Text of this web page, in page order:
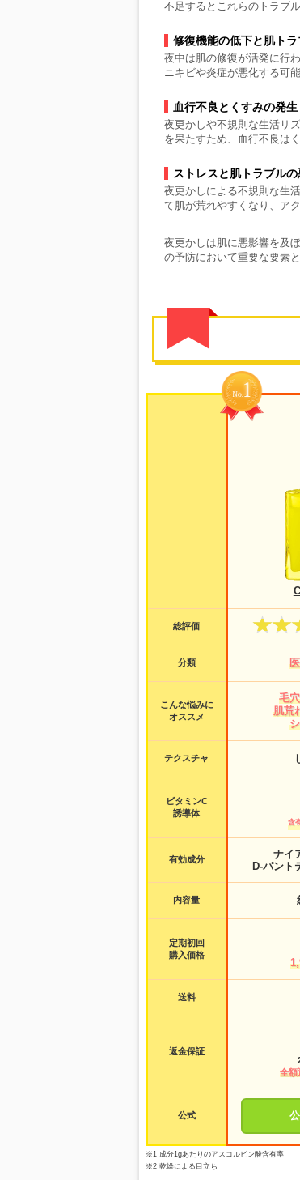
不足するとこれらのトラブ
修復機能の低下と肌トラ
夜中は肌の修復が活発に行
ニキビや炎症が悪化する可
血行不良とくすみの発生
夜更かしや不規則な生活リ
を果たすため、血行不良は
ストレスと肌トラブルの
夜更かしによる不規則な生
て肌が荒れやすくなり、ア
夜更かしは肌に悪影響を及
の予防において重要な要素
総評価
分類
こんな悩みに
オススメ
毛
肌荒
テクスチャ
ビタミンC
誘導体
含
有効成分
ナイ
D-パント
内容量
定期初回
購入価格
送料
返金保証
全額
公式
※1 成分1gあたりのアスコルビン酸含有率
※2 乾燥による目立ち